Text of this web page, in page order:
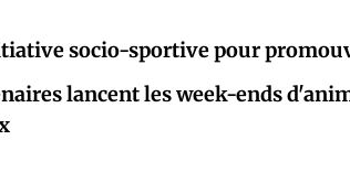
socio-sportive pour
lancent les week-ends